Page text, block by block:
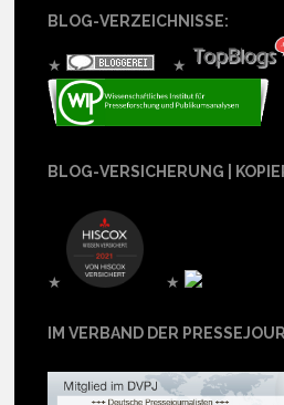
BLOG-VERZEICHNISSE:
★ ★
BLOG-VERSICHERUNG |
★ ★
IM VERBAND DER